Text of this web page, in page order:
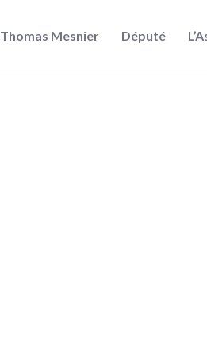
Thomas Mesnier Député